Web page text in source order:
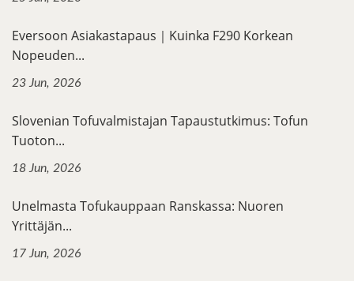
Eversoon Asiakastapaus｜Kuinka F290 Korkean
Nopeuden...
23 Jun, 2026
Slovenian Tofuvalmistajan Tapaustutkimus: Tofun
Tuoton...
18 Jun, 2026
Unelmasta Tofukauppaan Ranskassa: Nuoren
Yrittäjän...
17 Jun, 2026